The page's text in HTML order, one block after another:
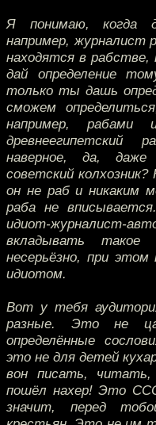
Я понимаю, когда
например, журналист
находятся в
дай определение
только ты дашь
сможем
например,
наверное, да,
советский
он не раб и никаким
раба не
идиот-
вкладывать такое
несерьёзно, при
идиотом.
Вот у тебя
разные. Это не
определённые
это не для детей
вон писать,
пошёл нахер! Это
значит, перед